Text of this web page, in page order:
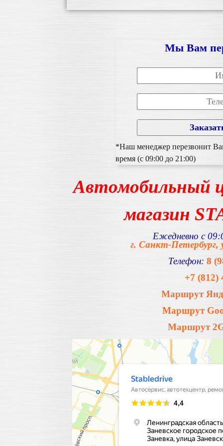
Мы Вам
*Наш менеджер перезвонит
время (с 09:00 до 21:00)
Автомобильный
магазин
Ежедневно с
г. Санкт-Петербург,
Телефон: 8
+7 (812)
Маршрут
Маршрут
Маршрут